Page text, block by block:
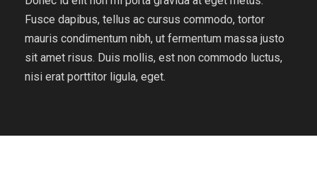
Fusce dapibus, tellus ac cursus commodo, tortor
mauris condimentum nibh, ut fermentum massa justo
sit amet risus. Duis mollis, est non commodo luctus,
nisi erat porttitor ligula, eget.